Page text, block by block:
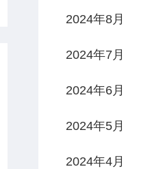
2024年8月
2024年7月
2024年6月
2024年5月
2024年4月